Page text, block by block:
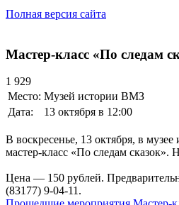
Полная версия сайта
Мастер-класс «По следам
1 929
Место: Музей истории ВМЗ
Дата:
13 октября в 12:00
В воскресенье, 13 октября, в
мастер-класс «По следам сказок».
Цена — 150 рублей.
(83177) 9-04-11.